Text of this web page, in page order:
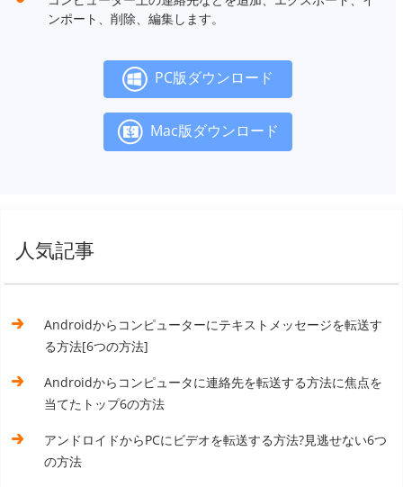
ンポート、削除、編集します。
PC版ダウンロード
Mac版ダウンロード
人気記事
Androidからコンピューターにテキストメッセージを転送す
る方法[6つの方法]
Androidからコンピュータに連絡先を転送する方法に焦点を
当てたトップ6の方法
アンドロイドからPCにビデオを転送する方法?見逃せない6つ
の方法